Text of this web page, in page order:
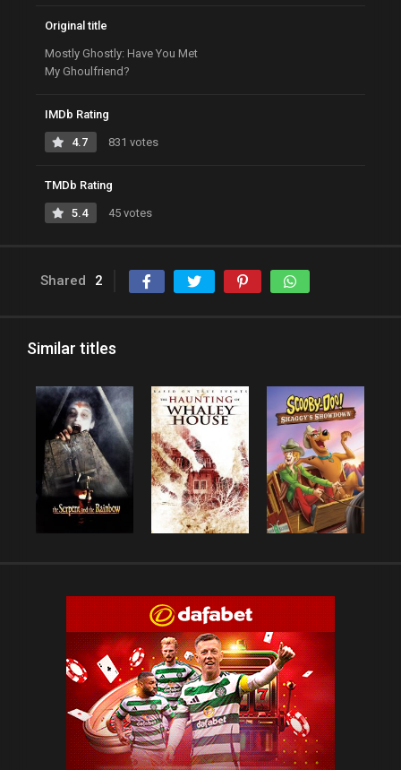
Original title
Mostly Ghostly: Have You Met
My Ghoulfriend?
IMDb Rating
4.7 831 votes
TMDb Rating
5.4 45 votes
Shared 2
Similar titles